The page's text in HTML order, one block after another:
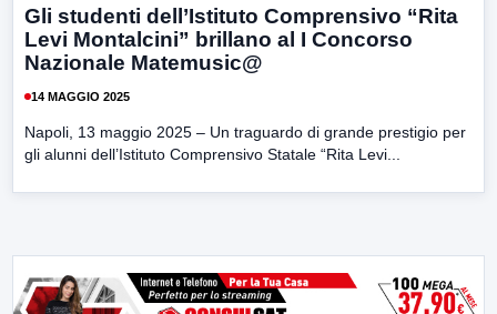
Gli studenti dell’Istituto Comprensivo “Rita
Levi Montalcini” brillano al I Concorso
Nazionale Matemusic@
14 MAGGIO 2025
Napoli, 13 maggio 2025 – Un traguardo di grande prestigio per
gli alunni dell’Istituto Comprensivo Statale “Rita Levi...